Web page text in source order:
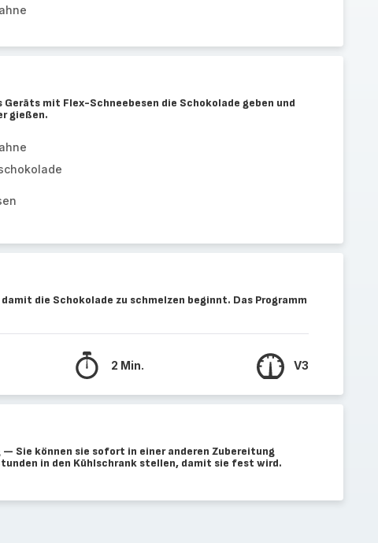
Geräts mit Flex-Schneebesen die Schokolade geben und
gießen.
die Schokolade zu schmelzen beginnt. Das Programm
2 Min. V3
Sie können sie sofort in einer anderen Zubereitung
in den Kühlschrank stellen, damit sie fest wird.